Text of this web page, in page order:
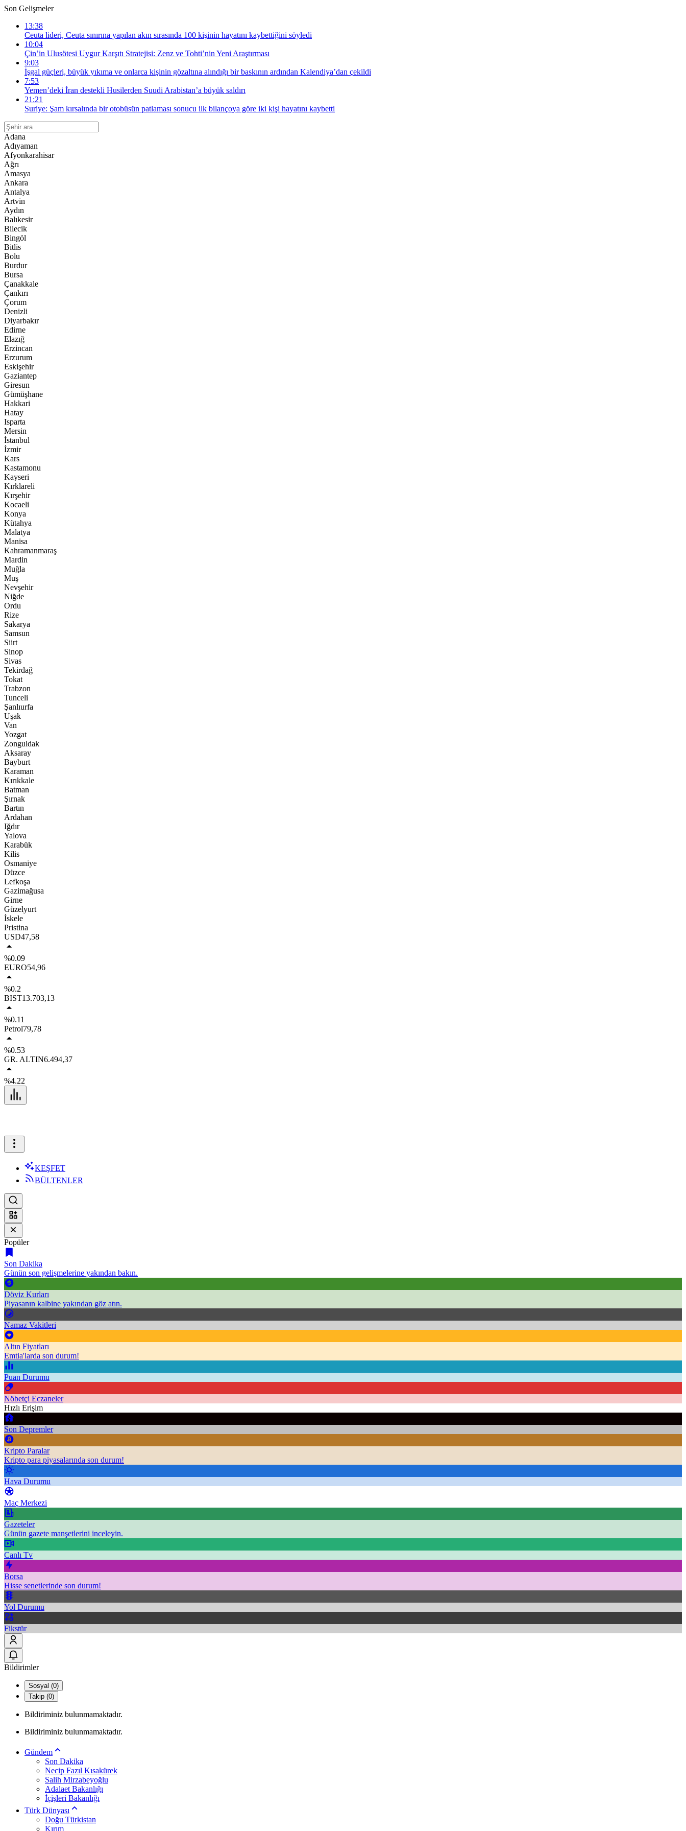
Son Gelişmeler
13:38
Ceuta lideri, Ceuta sınırına yapılan akın sırasında 100 kişinin hayatını kaybettiğini söyledi
10:04
Çin’in Ulusötesi Uygur Karşıtı Stratejisi: Zenz ve Tohti’nin Yeni Araştırması
9:03
İşgal güçleri, büyük yıkıma ve onlarca kişinin gözaltına alındığı bir baskının ardından Kalendiya’dan çekildi
7:53
Yemen’deki İran destekli Husilerden Suudi Arabistan’a büyük saldırı
21:21
Suriye: Şam kırsalında bir otobüsün patlaması sonucu ilk bilançoya göre iki kişi hayatını kaybetti
Adana
Adıyaman
Afyonkarahisar
Ağrı
Amasya
Ankara
Antalya
Artvin
Aydın
Balıkesir
Bilecik
Bingöl
Bitlis
Bolu
Burdur
Bursa
Çanakkale
Çankırı
Çorum
Denizli
Diyarbakır
Edirne
Elazığ
Erzincan
Erzurum
Eskişehir
Gaziantep
Giresun
Gümüşhane
Hakkari
Hatay
Isparta
Mersin
İstanbul
İzmir
Kars
Kastamonu
Kayseri
Kırklareli
Kırşehir
Kocaeli
Konya
Kütahya
Malatya
Manisa
Kahramanmaraş
Mardin
Muğla
Muş
Nevşehir
Niğde
Ordu
Rize
Sakarya
Samsun
Siirt
Sinop
Sivas
Tekirdağ
Tokat
Trabzon
Tunceli
Şanlıurfa
Uşak
Van
Yozgat
Zonguldak
Aksaray
Bayburt
Karaman
Kırıkkale
Batman
Şırnak
Bartın
Ardahan
Iğdır
Yalova
Karabük
Kilis
Osmaniye
Düzce
Lefkoşa
Gazimağusa
Girne
Güzelyurt
İskele
Pristina
USD47,58
%0.09
EURO54,96
%0.2
BIST13.703,13
%0.11
Petrol79,78
%0.53
GR. ALTIN6.494,37
%4.22
KEŞFET
BÜLTENLER
Popüler
Son Dakika
Günün son gelişmelerine yakından bakın.
Döviz Kurları
Piyasanın kalbine yakından göz atın.
Namaz Vakitleri
Altın Fiyatları
Emtia'larda son durum!
Puan Durumu
Nöbetçi Eczaneler
Hızlı Erişim
Son Depremler
Kripto Paralar
Kripto para piyasalarında son durum!
Hava Durumu
Maç Merkezi
Gazeteler
Günün gazete manşetlerini inceleyin.
Canlı Tv
Borsa
Hisse senetlerinde son durum!
Yol Durumu
Fikstür
Bildirimler
Sosyal (0)
Takip (0)
Bildiriminiz bulunmamaktadır.
Bildiriminiz bulunmamaktadır.
Gündem
Son Dakika
Necip Fazıl Kısakürek
Salih Mirzabeyoğlu
Adalaet Bakanlığı
İçişleri Bakanlığı
Türk Dünyası
Doğu Türkistan
Kırım